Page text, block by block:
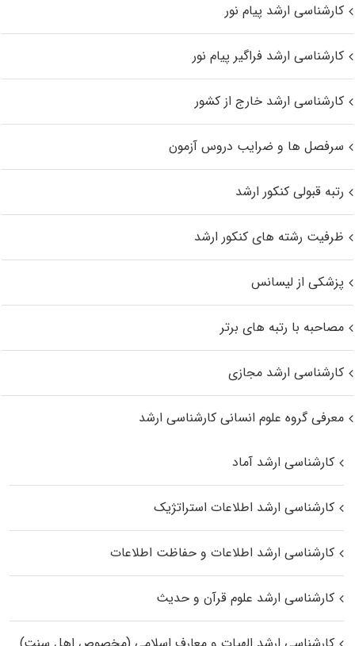
کارشناسی ارشد پیام نور
کارشناسی ارشد فراگیر پیام نور
کارشناسی ارشد خارج از کشور
سرفصل ها و ضرایب دروس آزمون
رتبه قبولی کنکور ارشد
ظرفیت رشته های کنکور ارشد
پزشکی از لیسانس
مصاحبه با رتبه های برتر
کارشناسی ارشد مجازی
معرفی گروه علوم انسانی کارشناسی ارشد
کارشناسی ارشد آماد
کارشناسی ارشد اطلاعات استراتژیک
کارشناسی ارشد اطلاعات و حفاظت اطلاعات
کارشناسی ارشد علوم قرآن و حدیث